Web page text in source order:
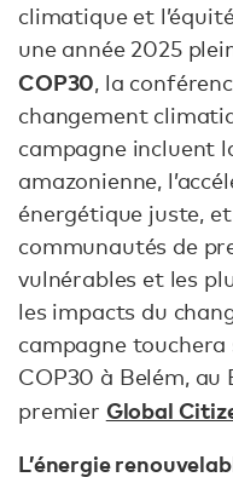
climatique et
une année 2025
COP30, la
changement
campagne incluent
amazonienne,
énergétique juste,
communautés de
vulnérables et les
les impacts du
campagne
COP30 à Belém,
premier Global
L’énergie